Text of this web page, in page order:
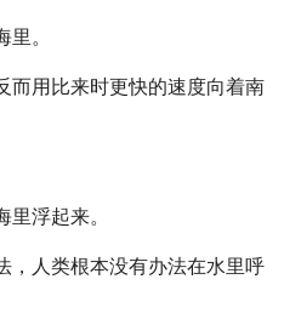
。
而用比来时更快的速度向着南
浮起来。
，人类根本没有办法在水里呼